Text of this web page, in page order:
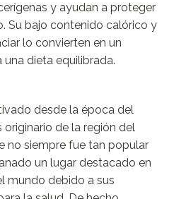
y ayudan a proteger
Su bajo contenido calórico y
lo convierten en un
dieta equilibrada.
desde la época del
originario de la región del
no siempre fue tan popular
un lugar destacado en
mundo debido a sus